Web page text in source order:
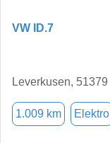
VW ID.7
Leverkusen, 51379
1.009 km Elektro